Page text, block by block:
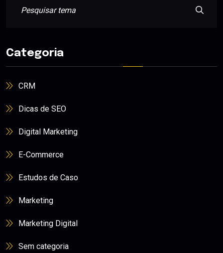
Categoria
CRM
Dicas de SEO
Digital Marketing
E-Commerce
Estudos de Caso
Marketing
Marketing Digital
Sem categoria